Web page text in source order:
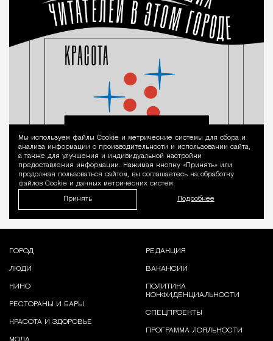
Уведомление
Мы используем файлы Сookie и метрические системы для сбора и
анализа информации о производительности и использовании сайта,
а также для улучшения и индивидуальной настройки
предоставления информации. Нажимая кнопку «Принять» или
продолжая пользоваться сайтом, вы соглашаетесь на обработку
файлов Cookie и данных метрических систем.
Принять Подробнее
ГОРОД
ЛЮДИ
КИНО
РЕСТОРАНЫ И БАРЫ
КРАСОТА И ЗДОРОВЬЕ
РЕДАКЦИЯ
ВАКАНСИИ
ПОЛИТИКА
КОНФИДЕНЦИАЛЬНОСТИ
СПЕЦПРОЕКТЫ
ПРОГРАММА ЛОЯЛЬНОСТИ